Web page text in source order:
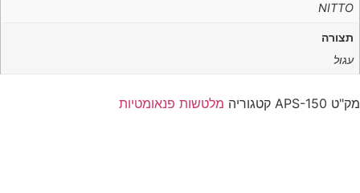
NITTO
תצורה
עגול
מק"ט APS-150 קטגוריה מלטשות פנאומטיות